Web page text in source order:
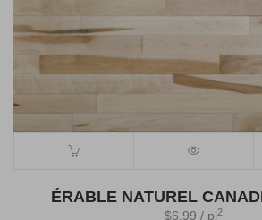
ÉRABLE NATUREL
$6.99 / pi2